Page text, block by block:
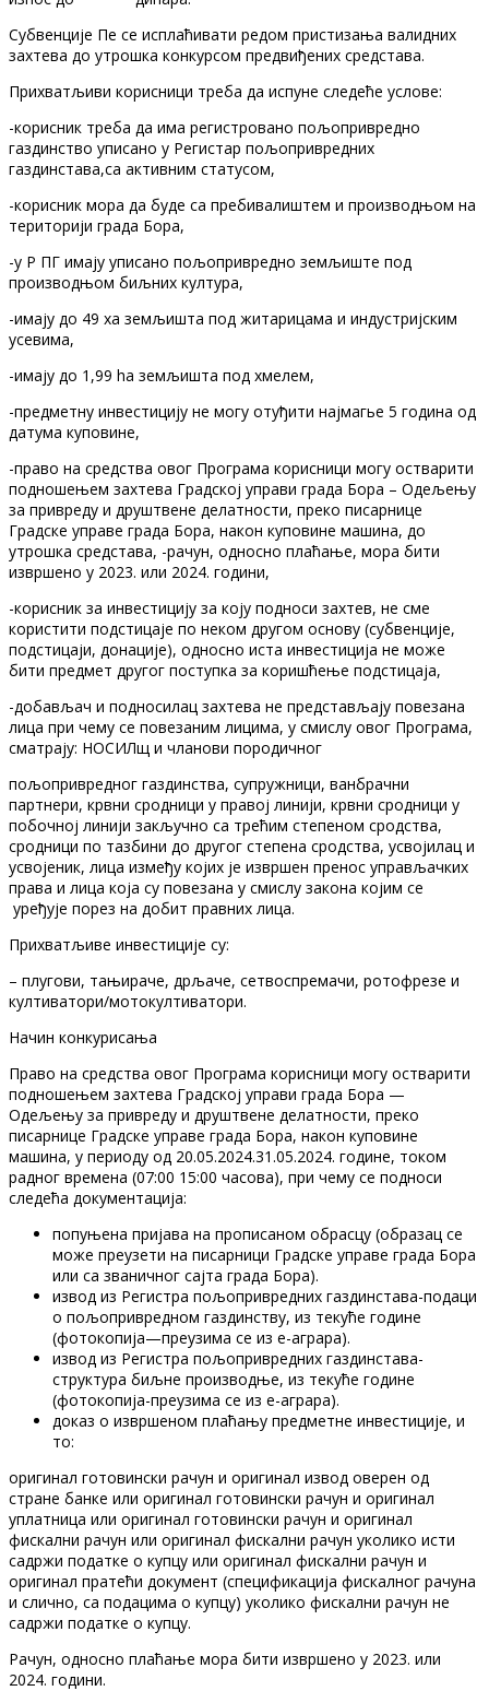
Субвенције Пе се исплаћивати редом пристизања валидних
захтева до утрошка конкурсом предвиђених средстава.
Прихватљиви корисници треба да испуне следеће услове:
-корисник треба да има регистровано пољопривредно
газдинство уписано у Регистар пољопривредних
газдинстава,са активним статусом,
-корисник мора да буде са пребивалиштем и производњом на
територији града Бора,
-у Р ПГ имају уписано пољопривредно земљиште под
производњом биљних култура,
-имају до 49 ха земљишта под житарицама и индустријским
усевима,
-имају до 1,99 ha земљишта под хмелем,
-предметну инвестицију не могу отуђити најмагье 5 година од
датума куповине,
-право на средства овог Програма корисници могу остварити
подношењем захтева Градској управи града Бора – Одељењу
за привреду и друштвене делатности, преко писарнице
Градске управе града Бора, након куповине машина, до
утрошка средстава, -рачун, односно плаћање, мора бити
извршено у 2023. или 2024. години,
-корисник за инвестицију за коју подноси захтев, не сме
користити подстицаје по неком другом основу (субвенције,
подстицаји, донације), односно иста инвестиција не може
бити предмет другог поступка за коришћење подстицаја,
-добављач и подносилац захтева не представљају повезана
лица при чему се повезаним лицима, у смислу овог Програма,
сматрају: НОСИЛщ и чланови породичног
пољопривредног газдинства, супружници, ванбрачни
партнери, крвни сродници у правој линији, крвни сродници у
побочној линији закључно са трећим степеном сродства,
сродници по тазбини до другог степена сродства, усвојилац и
усвојеник, лица између којих је извршен пренос управљачких
права и лица која су повезана у смислу закона којим се
уређује порез на добит правних лица.
Прихватљиве инвестиције су:
– плугови, тањираче, дрљаче, сетвоспремачи, ротофрезе и
култиватори/мотокултиватори.
Начин конкурисања
Право на средства овог Програма корисници могу остварити
подношењем захтева Градској управи града Бора —
Одељењу за привреду и друштвене делатности, преко
писарнице Градске управе града Бора, након куповине
машина, у периоду од 20.05.2024.31.05.2024. године, током
радног времена (07:00 15:00 часова), при чему се подноси
следећа документација:
попуњена пријава на прописаном обрасцу (образац се
може преузети на писарници Градске управе града Бора
или са званичног сајта града Бора).
извод из Регистра пољопривредних газдинстава-подаци
о пољопривредном газдинству, из текуће године
(фотокопија—преузима се из е-аграра).
извод из Регистра пољопривредних газдинстава-
структура биљне производње, из текуће године
(фотокопија-преузима се из е-аграра).
доказ о извршеном плаћању предметне инвестиције, и
то:
оригинал готовински рачун и оригинал извод оверен од
стране банке или оригинал готовински рачун и оригинал
уплатница или оригинал готовински рачун и оригинал
фискални рачун или оригинал фискални рачун уколико исти
садржи податке о купцу или оригинал фискални рачун и
оригинал пратећи документ (спецификација фискалног рачуна
и слично, са подацима о купцу) уколико фискални рачун не
садржи податке о купцу.
Рачун, односно плаћање мора бити извршено у 2023. или
2024. години.